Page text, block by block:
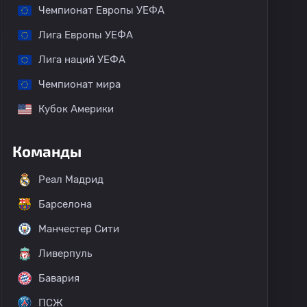
Чемпионат Европы УЕФА
Лига Европы УЕФА
Лига наций УЕФА
Чемпионат мира
Кубок Америки
Команды
Реал Мадрид
Барселона
Манчестер Сити
Ливерпуль
Бавария
ПСЖ